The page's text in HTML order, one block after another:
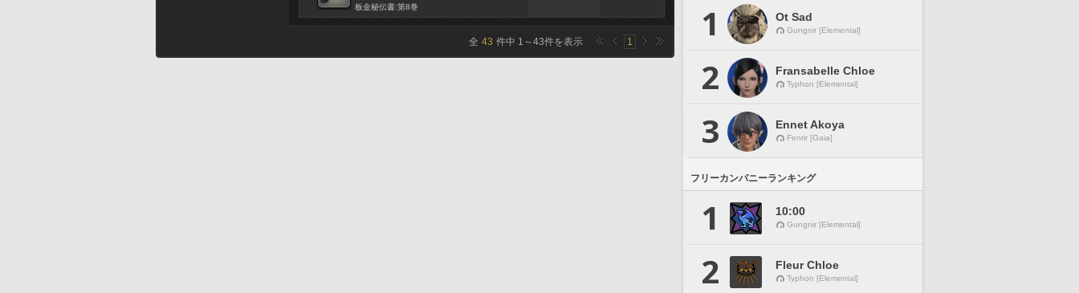
板金秘伝書:第8巻
全 43 件中 1 ～43件を表示 1 1 Ot Sad
Gungnir [Elemental]
2 Fransabelle Chloe
Typhon [Elemental]
3 Ennet Akoya
Fenrir [Gaia]
フリーカンパニーランキング
1 10:00
Gungnir [Elemental]
2 Fleur Chloe
Typhon [Elemental]